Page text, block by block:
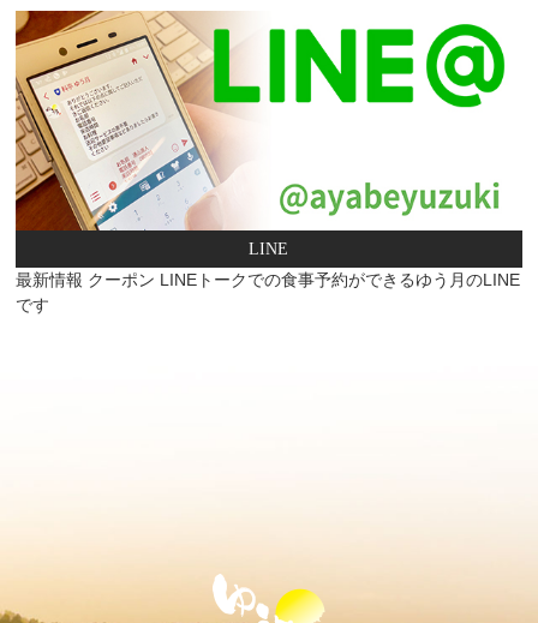
LINE
最新情報 クーポン LINEトークでの食事予約ができるゆう月のLINE
です